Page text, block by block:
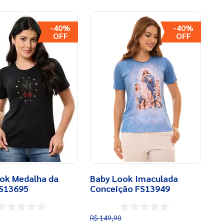
-40%
Medalha da
-40%
Baby Look Imaculada
Conceição FS13949
R$149,90